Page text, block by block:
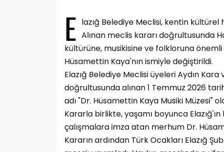
E lazığ Belediye Meclisi, kentin kültürel
Alınan meclis kararı doğrultusunda
kültürüne, musikisine ve folkloruna
Hüsamettin Kaya'nın ismiyle değiştirildi.
Elazığ Belediye Meclisi üyeleri Aydın
doğrultusunda alınan 1 Temmuz 2026
adı "Dr. Hüsamettin Kaya Musiki Müzesi"
Kararla birlikte, yaşamı boyunca
çalışmalara imza atan merhum Dr.
Kararın ardından Türk Ocakları Elazığ